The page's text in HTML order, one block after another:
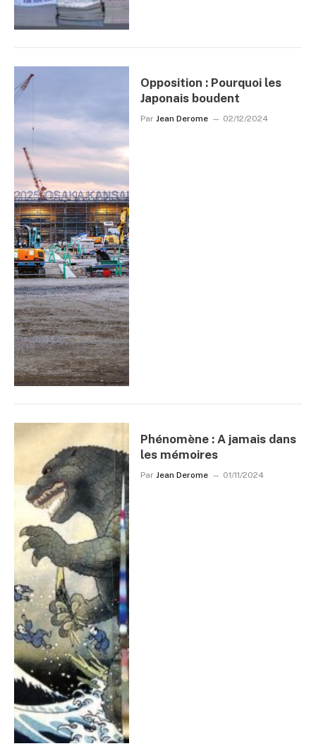
Opposition : Pourquoi les
Japonais boudent
Par Jean Derome 02/12/2024
Phénomène : A jamais dans
les mémoires
Par Jean Derome 01/11/2024